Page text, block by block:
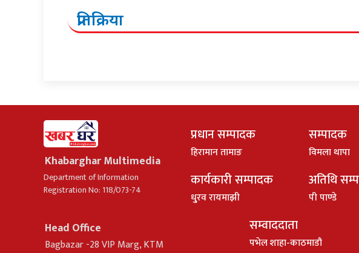
प्रतिक्रिया
Khabarghar Multimedia
Department of Information
Registration No: 118/073-74
Head Office
Bagbazar -28 VIP Marg, KTM
प्रधान सम्पादक
हिरामान तामाङ
सम्पादक
विमला थापा
कार्यकारी सम्पादक
धु्रव रायमाझी
अतिथि
पी पाण्डे
सम्वाददाता
पभेल शाहा-काठमाडौ